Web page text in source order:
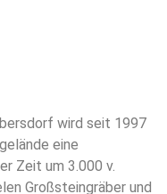
wird seit 1997
eine
Zeit um 3.000 v.
Großsteingräber und